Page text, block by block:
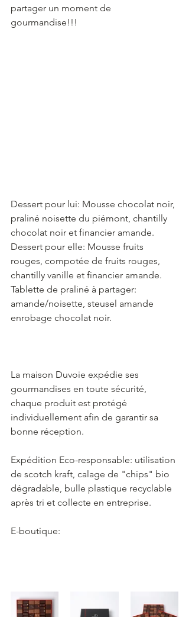
partager un moment de
gourmandise!!!
Dessert pour lui: Mousse chocolat noir,
praliné noisette du piémont, chantilly
chocolat noir et financier amande.
Dessert pour elle: Mousse fruits
rouges, compotée de fruits rouges,
chantilly vanille et financier amande.
Tablette de praliné à partager:
amande/noisette, steusel amande
enrobage chocolat noir.
La maison Duvoie expédie ses
gourmandises en toute sécurité,
chaque produit est protégé
individuellement afin de garantir sa
bonne réception.
Expédition Eco-responsable: utilisation
de scotch kraft, calage de "chips" bio
dégradable, bulle plastique recyclable
après tri et collecte en entreprise.
E-boutique: